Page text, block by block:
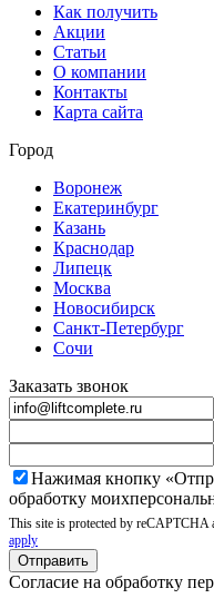
Как получить
Акции
Статьи
О компании
Контакты
Карта сайта
Город
Воронеж
Екатеринбург
Казань
Краснодар
Липецк
Москва
Новосибирск
Санкт-Петербург
Сочи
Заказать звонок
Нажимая кнопку
обработку моих
This site is protected by reCAPTCHA
apply
Отправить
Согласие на обработку